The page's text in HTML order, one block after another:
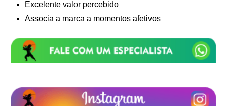
Excelente valor percebido
Associa a marca a momentos afetivos